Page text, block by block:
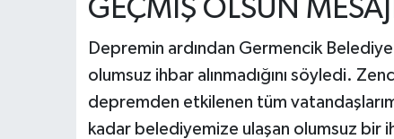
GEÇMİŞ OLSUN MESAJI
Depremin ardından Germencik
olumsuz ihbar alınmadığını söyledi.
depremden etkilenen tüm
kadar belediyemize ulaşan olumsuz bir